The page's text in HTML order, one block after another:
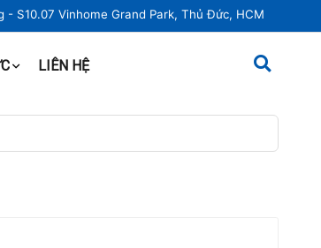
- S10.07 Vinhome Grand Park, Thủ Đức, HCM
LIÊN HỆ